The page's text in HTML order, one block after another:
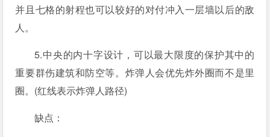
并且七格的射程也可以较好的对付冲入一层墙以后的敌
人。
5.中央的内十字设计，可以最大限度的保护其中的
重要群伤建筑和防空等。炸弹人会优先炸外圈而不是里
圈。(红线表示炸弹人路径)
缺点：